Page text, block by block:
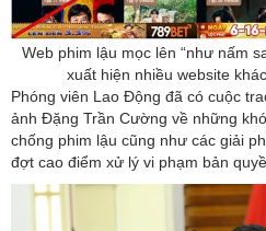
Web phim lậu mọc lên “như nấm
xuất hiện nhiều website
Phóng viên Lao Động đã có cuộc
ảnh Đặng Trần Cường về những
chống phim lậu cũng như các giải
đợt cao điểm xử lý vi phạm bản